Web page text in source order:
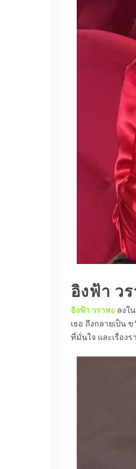
อิงฟ้า ว
อิงฟ้า วราหะ ลงใ
เธอ ถึงกลายเป็น
ที่มั่นใจ และเรื่อง